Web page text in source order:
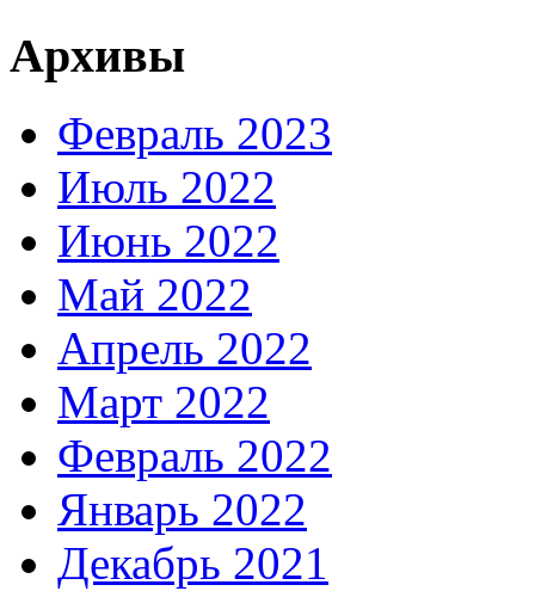
Архивы
Февраль 2023
Июль 2022
Июнь 2022
Май 2022
Апрель 2022
Март 2022
Февраль 2022
Январь 2022
Декабрь 2021